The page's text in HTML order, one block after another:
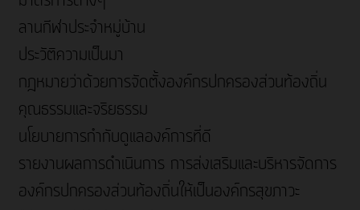
ลานกีฬาประจำหมู่บ้าน
ประวัติความเป็นมา
กฎหมายว่าด้วยการจัดตั้งองค์กรปกครองส่วนท้องถิ่น
คุณธรรมและจริยธรรม
นโยบายการกำกับดูแลองค์การที่ดี
รายงานผลการดำเนินการ การส่งเสริมและบริหารจัดการ
องค์กรปกครองส่วนท้องถิ่นให้เป็นองค์กรสุขภาวะ